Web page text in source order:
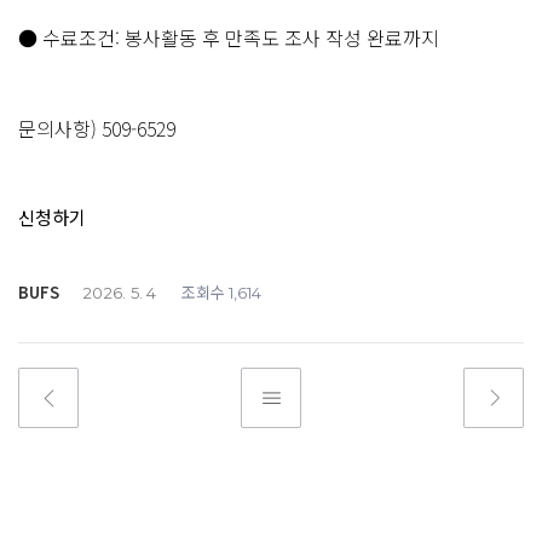
​● 수료조건: 봉사활동 후 만족도 조사 작성 완료까지
문의사항) 509-6529
신청하기
BUFS 2026. 5. 4 조회수 1,614